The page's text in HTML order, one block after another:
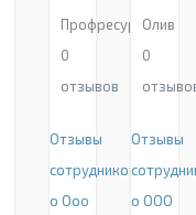
Профресурс
0
отзывов
Отзывы
сотрудников
о Ооо
Олив
0
Отзывы
о ООО